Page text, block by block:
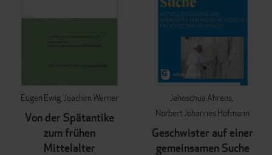
Eugen Ewig Joachim Werner
Von der Spätantike
zum frühen
Mittelalter
Jehoschua Ahrens
Norbert Johannes Hofmann
Geschwister auf einer
gemeinsamen Suche